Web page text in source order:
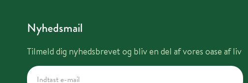
Nyhedsmail
Tilmeld dig nyhedsbrevet og bliv en del af vores oase af liv